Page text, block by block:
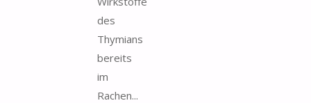
des
Thymians
bereits
im
Rachen...